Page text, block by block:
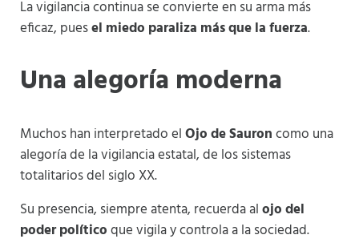
La vigilancia continua se convierte en su arma más
eficaz, puesel miedo paraliza más que la fuerza.
Una alegoría moderna
Muchos han interpretado elOjo de Sauroncomo una
alegoría de la vigilancia estatal, de los sistemas
totalitarios del siglo XX.
Su presencia, siempre atenta, recuerda alojo del
poder políticoque vigila y controla a la sociedad.